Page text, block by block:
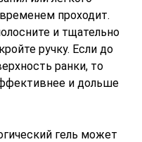
проходит.
и тщательно
ручку. Если до
ранки, то
и дольше
гель может